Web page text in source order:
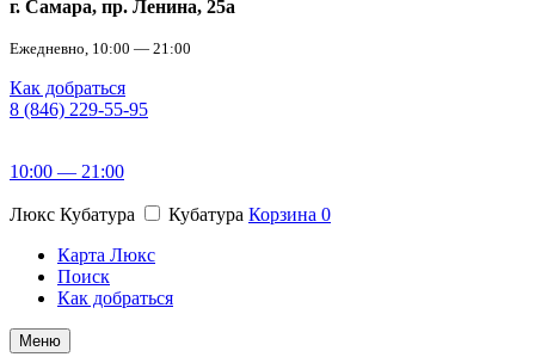
г. Самара, пр. Ленина, 25а
Ежедневно, 10:00 — 21:00
Как добраться
8 (846) 229-55-95
10:00 — 21:00
Люкс Кубатура Кубатура Корзина 0
Карта Люкс
Поиск
Как добраться
Меню